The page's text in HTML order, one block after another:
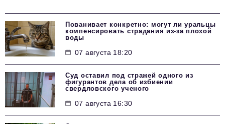
Пованивает конкретно: могут ли уральцы
компенсировать страдания из-за плохой
воды
07 августа 18:20
Суд оставил под стражей одного из
фигурантов дела об избиении
свердловского ученого
07 августа 16:30